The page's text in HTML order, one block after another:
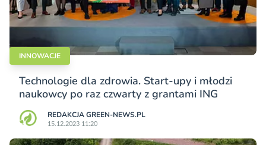
INNOWACJE
Technologie dla zdrowia. Start-upy i młodzi
naukowcy po raz czwarty z grantami ING
REDAKCJA GREEN-NEWS.PL
15.12.2023 11:20